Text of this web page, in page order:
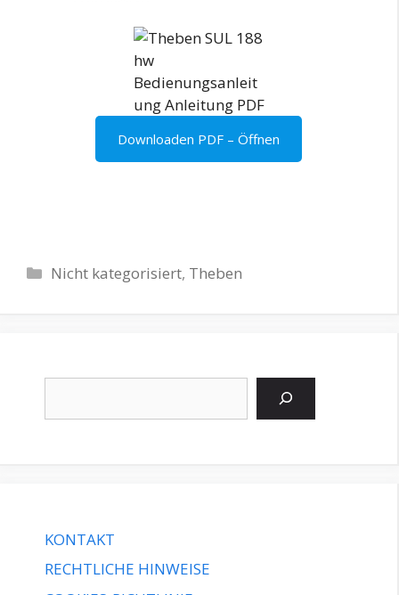
Downloaden PDF – Öffnen
Kategorien
Nicht kategorisiert, Theben
KONTAKT
RECHTLICHE HINWEISE